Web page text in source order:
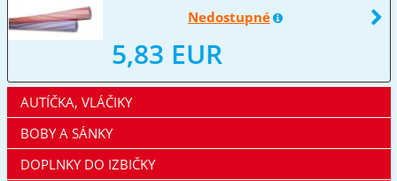
Nedostupné
5,83 EUR
AUTÍČKA, VLÁČIKY
BOBY A SÁNKY
DOPLNKY DO IZBIČKY